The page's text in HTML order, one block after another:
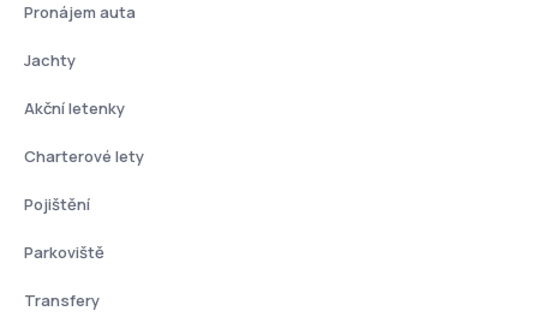
Pronájem auta
Jachty
Akční letenky
Charterové lety
Pojištění
Parkoviště
Transfery